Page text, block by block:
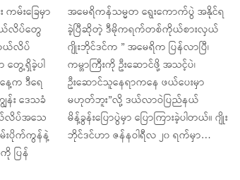
ကမ်းခြေမှာ
ယ်လိပ်တွေ
ယ်လိပ်
တွေ့ရှိခဲ့ပါ
ေ့က ဒီရေ
န်း ဒေသခံ
လိပ်အသေ
မ်းပိုက်ကွန်နဲ့
ပြန်
အမေရိကန်သမ္မတ ရွေးကောက်ပွဲ အနိုင်ရ
ခဲ့ပြီဆိုတဲ့ ဒီမိုကရက်တစ်ကိုယ်စားလှယ်
ဂျိုးဘိုင်ဒင်က ” အမေရိက ပြန်လာပြီ၊
ကမ္ဘာကြီးကို ဦးဆောင်ဖို့ အသင့်ပဲ၊
ဦးဆောင်သူနေရာကနေ ဖယ်ပေးမှာ
မဟုတ်ဘူး”လို့ ဒယ်လာဝဲပြည်နယ်
မိန့်ခွန်းပြောပွဲမှာ ပြောကြားခဲ့ပါတယ်။ ဂျိုး
ဘိုင်ဒင်ဟာ ဇန်နဝါရီလ ၂၀ ရက်မှာ…